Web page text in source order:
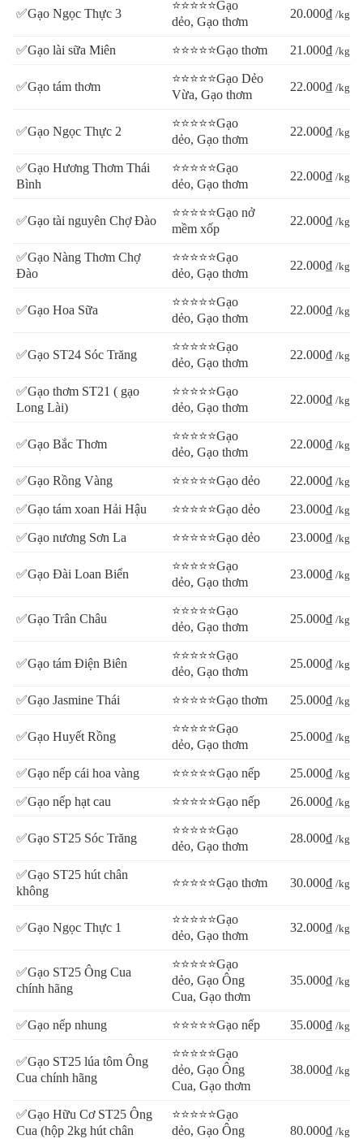
có giấy phép đầy đủ khi đưa đến cung ứng người tiêu dùng.
- Hỗ trợ giao hàng tận nơi đến tận tay cho quý khách hàng
- Gạo sạch, an toàn hợp vệ sinh theo chỉ số: BRC, HACCP
- Sản phẩm KHÔNG dư lượng thuốc trừ sâu
- KHÔNG pha lẫn tạp chất
- KHÔNG tẩm hương vị tạo mùi hương cho hạt gạo.
- Giá hợp lý không thông qua khâu trung gian
từ thiện
- Mô hình hợp tác theo tiêu chí đôi bên cùng có lợi
- Hỗ trợ đại lý lâu năm chọn xu hướng phát triển theo nhu cầu
- Tư vấn mở đại lý nếu quý khách lần đầu kinh doanh.
✅Gạo Ngọc Thực 3
⭐⭐⭐⭐⭐Gạo
dẻo, Gạo thơm
20.000₫ /kg
✅Gạo lài sữa Miên ⭐⭐⭐⭐⭐Gạo thơm 21.000₫ /kg
✅Gạo tám thơm
⭐⭐⭐⭐⭐Gạo Dẻo
Vừa, Gạo thơm
22.000₫ /kg
✅Gạo Ngọc Thực 2
⭐⭐⭐⭐⭐Gạo
dẻo, Gạo thơm
22.000₫ /kg
✅Gạo Hương Thơm Thái
Bình
⭐⭐⭐⭐⭐Gạo
dẻo, Gạo thơm
22.000₫ /kg
✅Gạo tài nguyên Chợ Đào
⭐⭐⭐⭐⭐Gạo nở
mềm xốp
22.000₫ /kg
✅Gạo Nàng Thơm Chợ
Đào
⭐⭐⭐⭐⭐Gạo
dẻo, Gạo thơm
22.000₫ /kg
✅Gạo Hoa Sữa
⭐⭐⭐⭐⭐Gạo
dẻo, Gạo thơm
22.000₫ /kg
✅Gạo ST24 Sóc Trăng
⭐⭐⭐⭐⭐Gạo
dẻo, Gạo thơm
22.000₫ /kg
✅Gạo thơm ST21 ( gạo
Long Lài)
⭐⭐⭐⭐⭐Gạo
dẻo, Gạo thơm
22.000₫ /kg
✅Gạo Bắc Thơm
⭐⭐⭐⭐⭐Gạo
dẻo, Gạo thơm
22.000₫ /kg
✅Gạo Rồng Vàng ⭐⭐⭐⭐⭐Gạo dẻo 22.000₫ /kg
✅Gạo tám xoan Hải Hậu ⭐⭐⭐⭐⭐Gạo dẻo 23.000₫ /kg
✅Gạo nương Sơn La ⭐⭐⭐⭐⭐Gạo dẻo 23.000₫ /kg
✅Gạo Đài Loan Biển
⭐⭐⭐⭐⭐Gạo
dẻo, Gạo thơm
23.000₫ /kg
✅Gạo Trân Châu
⭐⭐⭐⭐⭐Gạo
dẻo, Gạo thơm
25.000₫ /kg
✅Gạo tám Điện Biên
⭐⭐⭐⭐⭐Gạo
dẻo, Gạo thơm
25.000₫ /kg
✅Gạo Jasmine Thái ⭐⭐⭐⭐⭐Gạo thơm 25.000₫ /kg
✅Gạo Huyết Rồng
⭐⭐⭐⭐⭐Gạo
dẻo, Gạo thơm
25.000₫ /kg
✅Gạo nếp cái hoa vàng ⭐⭐⭐⭐⭐Gạo nếp 25.000₫ /kg
✅Gạo nếp hạt cau ⭐⭐⭐⭐⭐Gạo nếp 26.000₫ /kg
✅Gạo ST25 Sóc Trăng
⭐⭐⭐⭐⭐Gạo
dẻo, Gạo thơm
28.000₫ /kg
✅Gạo ST25 hút chân
không
⭐⭐⭐⭐⭐Gạo thơm 30.000₫ /kg
✅Gạo Ngọc Thực 1
⭐⭐⭐⭐⭐Gạo
dẻo, Gạo thơm
32.000₫ /kg
✅Gạo ST25 Ông Cua
chính hãng
⭐⭐⭐⭐⭐Gạo
dẻo, Gạo Ông
Cua, Gạo thơm
35.000₫ /kg
✅Gạo nếp nhung ⭐⭐⭐⭐⭐Gạo nếp 35.000₫ /kg
✅Gạo ST25 lúa tôm Ông
Cua chính hãng
⭐⭐⭐⭐⭐Gạo
dẻo, Gạo Ông
Cua, Gạo thơm
38.000₫ /kg
✅Gạo Hữu Cơ ST25 Ông
Cua (hộp 2kg hút chân
⭐⭐⭐⭐⭐Gạo
dẻo, Gạo Ông
80.000₫ /kg